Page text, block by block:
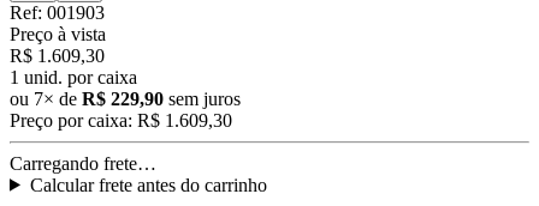
Ref: 001903
Preço à vista
R$ 1.609,30
1 unid. por caixa
ou 7× de R$ 229,90 sem juros
Preço por caixa: R$ 1.609,30
Carregando frete…
Calcular frete antes do carrinho